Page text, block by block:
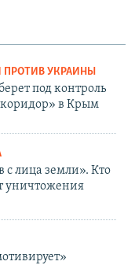
ПРОТИВ УКРАИНЫ
под контроль
в Крым
с лица земли». Кто
уничтожения